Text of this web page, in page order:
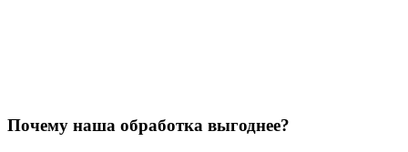
Почему наша обработка выгоднее?